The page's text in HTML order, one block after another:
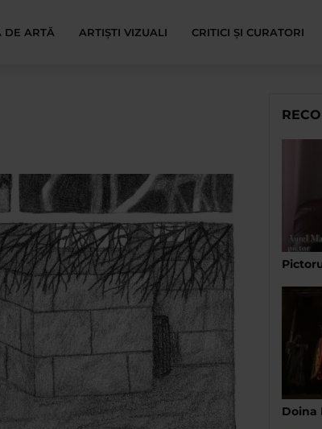
DE ARTĂ ARTIȘTI VIZUALI CRITICI ȘI CURATORI
Doina